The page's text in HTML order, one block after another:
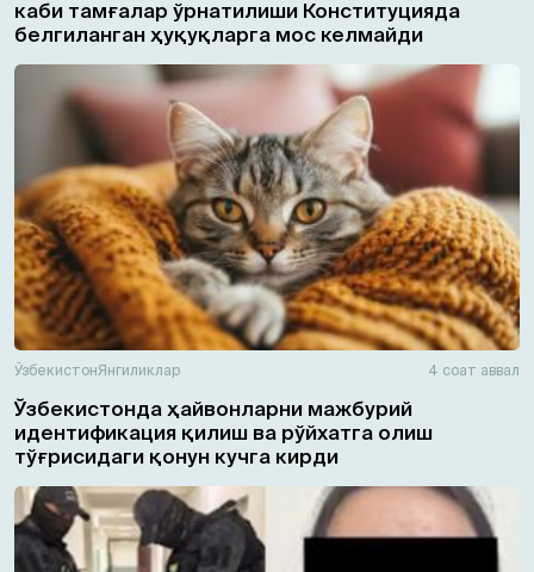
каби тамғалар ўрнатилиши Конституцияда
белгиланган ҳуқуқларга мос келмайди
ЎзбекистонЯнгиликлар 4 соат аввал
Ўзбекистонда ҳайвонларни мажбурий
идентификация қилиш ва рўйхатга олиш
тўғрисидаги қонун кучга кирди